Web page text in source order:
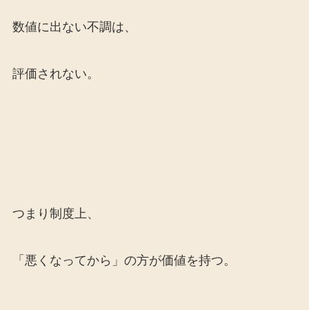
数値に出ない不調は、
評価されない。
つまり制度上、
「悪くなってから」の方が価値を持つ。